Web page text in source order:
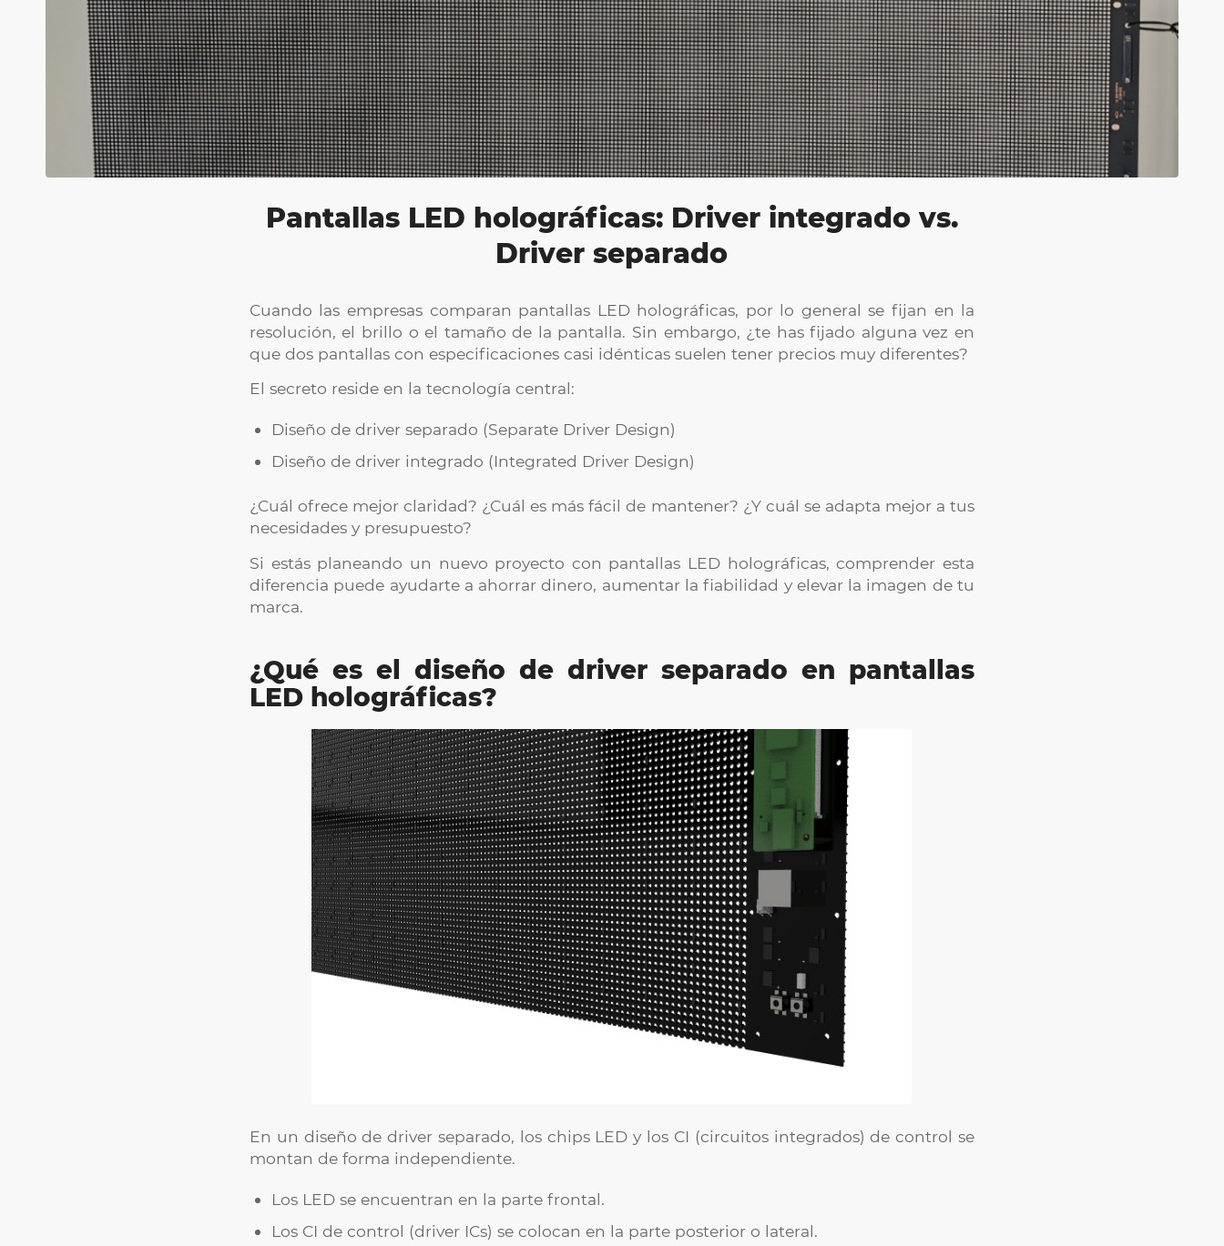
Pantallas LED holográficas: Driver integrado vs.
Driver separado
Cuando las empresas comparan pantallas LED holográficas, por lo general se fijan en la
resolución, el brillo o el tamaño de la pantalla. Sin embargo, ¿te has fijado alguna vez en
que dos pantallas con especificaciones casi idénticas suelen tener precios muy diferentes?
El secreto reside en la tecnología central:
Diseño de driver separado (Separate Driver Design)
Diseño de driver integrado (Integrated Driver Design)
¿Cuál ofrece mejor claridad? ¿Cuál es más fácil de mantener? ¿Y cuál se adapta mejor a tus
necesidades y presupuesto?
Si estás planeando un nuevo proyecto con pantallas LED holográficas, comprender esta
diferencia puede ayudarte a ahorrar dinero, aumentar la fiabilidad y elevar la imagen de tu
marca.
¿Qué es el diseño de driver separado en pantallas
LED holográficas?
En un diseño de driver separado, los chips LED y los CI (circuitos integrados) de control se
montan de forma independiente.
Los LED se encuentran en la parte frontal.
Los CI de control (driver ICs) se colocan en la parte posterior o lateral.